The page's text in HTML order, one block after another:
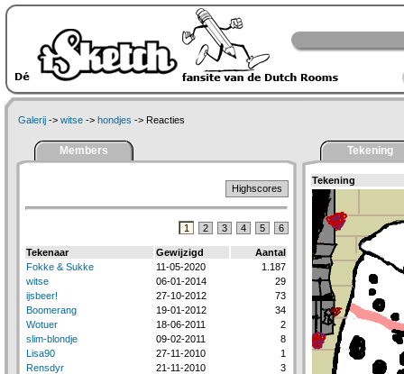
Galerij -> witse -> hondjes -> Reacties
Members
Highscores
1 2 3 4 5 6
Tekenaar Gewijzigd
Aantal
Fokke & Sukke
11-05-2020
1.187
witse
06-01-2014
29
ijsbeer!
27-10-2012
73
Boomerang
19-01-2012
34
Wotuer
18-06-2011
2
slim-blondje
09-02-2011
8
Lisa90
27-11-2010
1
Rensdyr
21-11-2010
3
Tekening
Tekening